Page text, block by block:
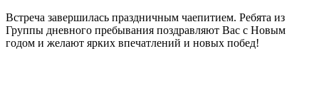
Встреча завершилась праздничным чаепитием. Ребята из
Группы дневного пребывания поздравляют Вас с Новым
годом и желают ярких впечатлений и новых побед!